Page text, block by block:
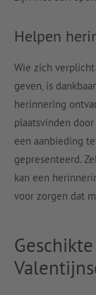
Helpen
Wie zich
geven, is
herinnering
plaatsvinden
een aanbieding
gepresenteerd.
kan een
voor zorgen dat